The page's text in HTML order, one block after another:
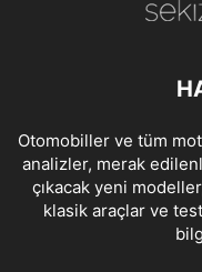
Otomobiller ve tüm
analizler, merak
çıkacak yeni
klasik araçlar ve